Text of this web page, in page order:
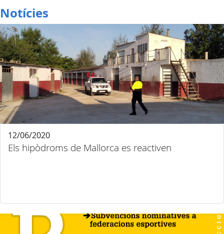
Notícies
Els hipòdroms de Mallorca es reactiven
12/06/2020